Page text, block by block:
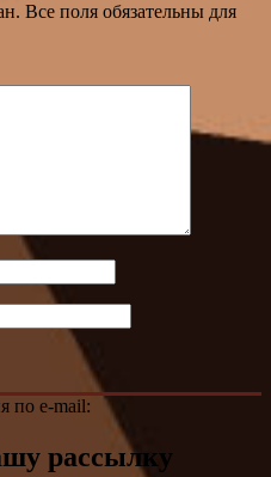
Все поля обязательны для
по e-mail:
рассылку